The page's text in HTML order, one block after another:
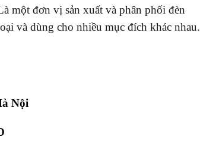
một đơn vị sản xuất và phân phối đèn
và dùng cho nhiều mục đích khác nhau.
Nội